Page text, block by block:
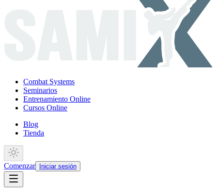
Combat Systems
Seminarios
Entrenamiento Online
Cursos Online
Blog
Tienda
Comenzar Iniciar sesión